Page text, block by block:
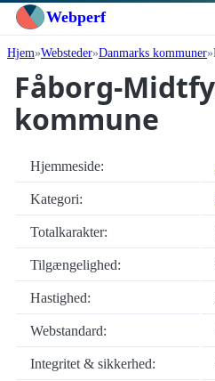
Webperf
Hjem Websteder Danmarks kommuner
Fåborg-
kommune
Hjemmeside:
Kategori:
Totalkarakter:
Tilgængelighed:
Hastighed:
Webstandard:
Integritet & sikkerhed: